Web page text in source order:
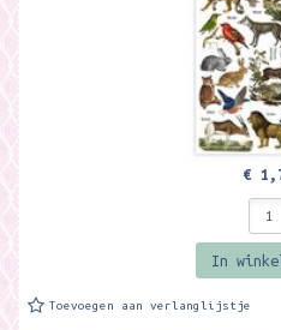
€
In
Toevoegen aan verlanglijstje